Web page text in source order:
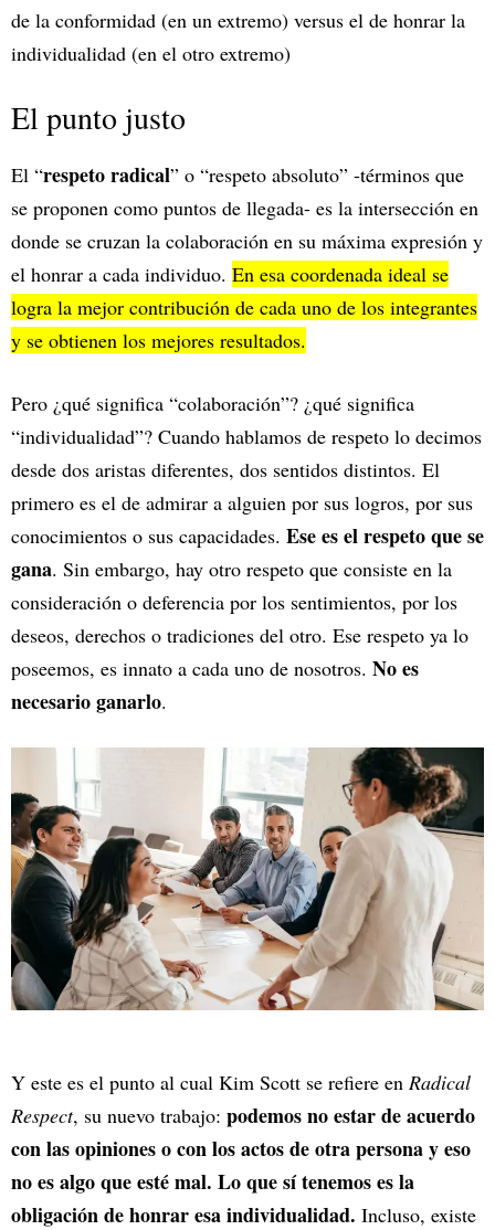
de la conformidad (en un extremo) versus el de honrar la
individualidad (en el otro extremo)
El punto justo
El “respeto radical” o “respeto absoluto” -términos que
se proponen como puntos de llegada- es la intersección en
donde se cruzan la colaboración en su máxima expresión y
el honrar a cada individuo. En esa coordenada ideal se
logra la mejor contribución de cada uno de los integrantes
y se obtienen los mejores resultados.
Pero ¿qué significa “colaboración”? ¿qué significa
“individualidad”? Cuando hablamos de respeto lo decimos
desde dos aristas diferentes, dos sentidos distintos. El
primero es el de admirar a alguien por sus logros, por sus
conocimientos o sus capacidades. Ese es el respeto que se
gana. Sin embargo, hay otro respeto que consiste en la
consideración o deferencia por los sentimientos, por los
deseos, derechos o tradiciones del otro. Ese respeto ya lo
poseemos, es innato a cada uno de nosotros. No es
necesario ganarlo.
Y este es el punto al cual Kim Scott se refiere en Radical
Respect, su nuevo trabajo: podemos no estar de acuerdo
con las opiniones o con los actos de otra persona y eso
no es algo que esté mal. Lo que sí tenemos es la
obligación de honrar esa individualidad. Incluso, existe